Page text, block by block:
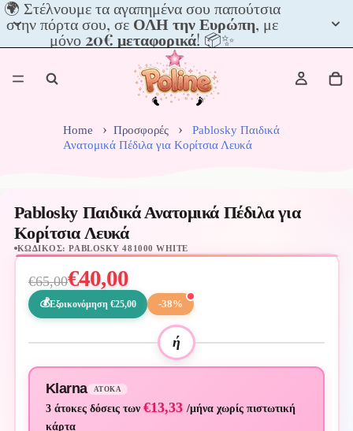
🌍 Στέλνουμε τα αγαπημένα σου παπούτσια
στην πόρτα σου, σε ΟΛΗ την Ευρώπη, με
μόνο 20€ μεταφορικά! 📦✨
🌍
Στέλνουμε
τα
αγαπημένα
σου
παπούτσια
στην
σου,
σε
με
20€
μεταφορικά!
✨
Home Προσφορές
Pablosky Παιδικά
Ανατομικά Πέδιλα για Κορίτσια Λευκά
Pablosky Παιδικά Ανατομικά Πέδιλα για
Κορίτσια Λευκά
ΚΩΔΙΚΌΣ: PABLOSKY 481000 WHITE
€65,00€40,00
Εξοικονόμηση €25,00 -38%
ή
Klarna ΆΤΟΚΑ
3 άτοκες δόσεις των €13,33 /μήνα χωρίς πιστωτική
κάρτα